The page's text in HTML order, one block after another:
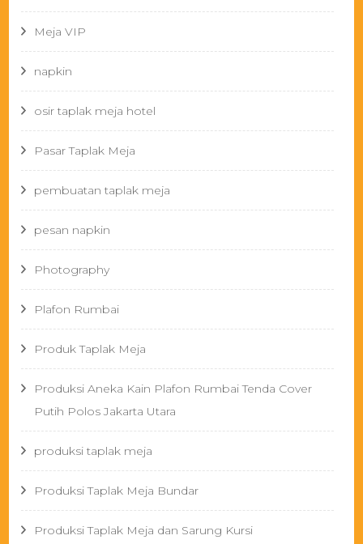
Meja VIP
napkin
osir taplak meja hotel
Pasar Taplak Meja
pembuatan taplak meja
pesan napkin
Photography
Plafon Rumbai
Produk Taplak Meja
Produksi Aneka Kain Plafon Rumbai Tenda Cover
Putih Polos Jakarta Utara
produksi taplak meja
Produksi Taplak Meja Bundar
Produksi Taplak Meja dan Sarung Kursi